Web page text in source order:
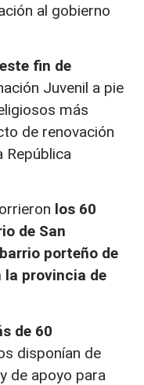
al gobierno
fin de
Juvenil a pie
más
de renovación
República
los 60
de San
porteño de
la provincia de
de 60
disponían de
de apoyo para